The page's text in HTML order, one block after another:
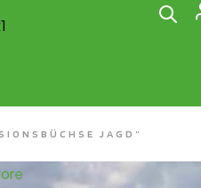
JAGD“